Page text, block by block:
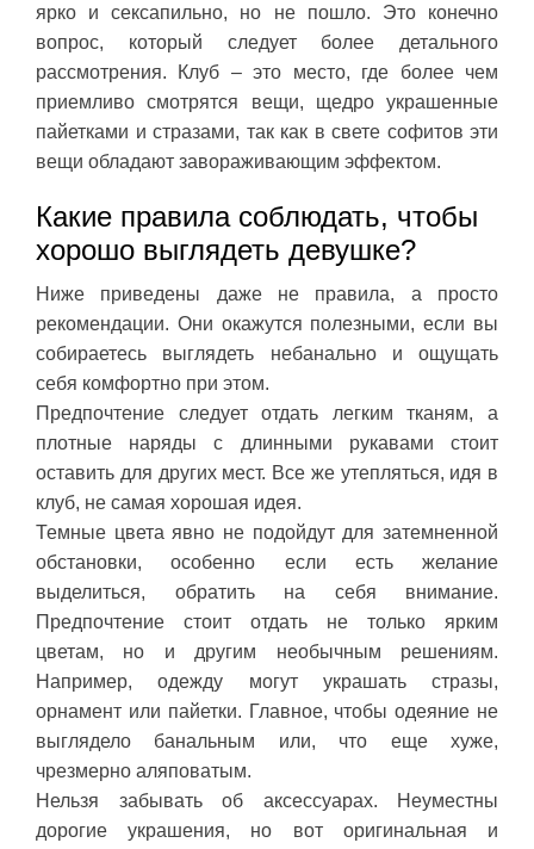
ярко и сексапильно, но не пошло. Это конечно
вопрос, который следует более детального
рассмотрения. Клуб – это место, где более чем
приемливо смотрятся вещи, щедро украшенные
пайетками и стразами, так как в свете софитов эти
вещи обладают завораживающим эффектом.
Какие правила соблюдать, чтобы
хорошо выглядеть девушке?
Ниже приведены даже не правила, а просто
рекомендации. Они окажутся полезными, если вы
собираетесь выглядеть небанально и ощущать
себя комфортно при этом.
Предпочтение следует отдать легким тканям, а
плотные наряды с длинными рукавами стоит
оставить для других мест. Все же утепляться, идя в
клуб, не самая хорошая идея.
Темные цвета явно не подойдут для затемненной
обстановки, особенно если есть желание
выделиться, обратить на себя внимание.
Предпочтение стоит отдать не только ярким
цветам, но и другим необычным решениям.
Например, одежду могут украшать стразы,
орнамент или пайетки. Главное, чтобы одеяние не
выглядело банальным или, что еще хуже,
чрезмерно аляповатым.
Нельзя забывать об аксессуарах. Неуместны
дорогие украшения, но вот оригинальная и